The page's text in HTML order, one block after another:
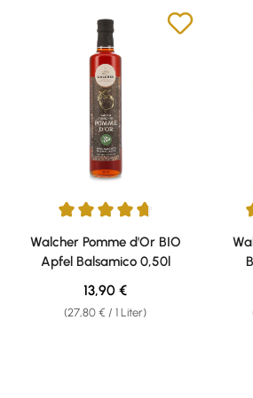
Durchschnittliche Bewertung von
Walcher Pomme d'Or BIO
Apfel Balsamico 0,50l
(27,80 € / 1 Liter)
Regulärer Preis:
13,90 €